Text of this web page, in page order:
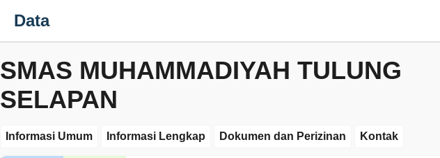
Data
SMAS MUHAMMADIYAH TULUNG
SELAPAN
Informasi Umum Informasi Lengkap Dokumen dan Perizinan Kontak